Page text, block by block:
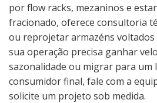
por flow racks, mezaninos e
fracionado, oferece consultoria
ou reprojetar armazéns voltados
sua operação precisa ganhar
sazonalidade ou migrar para
consumidor final, fale com a
solicite um projeto sob medida.